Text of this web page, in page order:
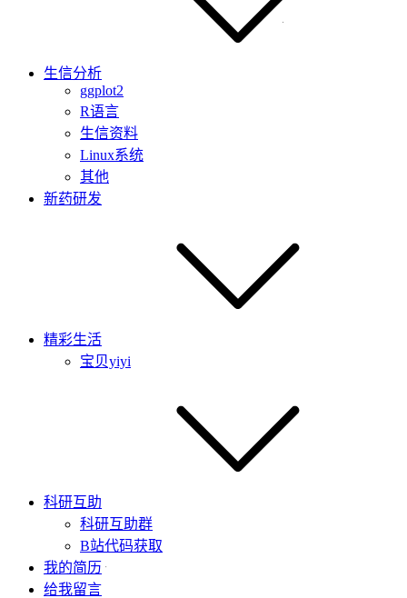
生信分析
ggplot2
R语言
生信资料
Linux系统
其他
新药研发
精彩生活
宝贝yiyi
科研互助
科研互助群
B站代码获取
我的简历
给我留言